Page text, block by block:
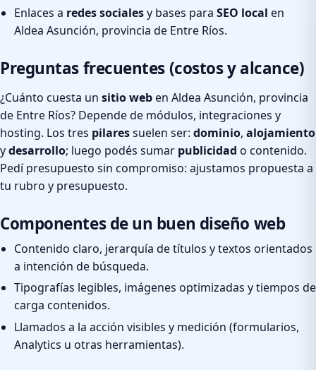
Enlaces a redes socialesy bases para SEO local en
Aldea Asunción, provincia de Entre Ríos.
Preguntas frecuentes (costos y alcance)
¿Cuánto cuesta un sitio weben Aldea Asunción, provincia
de Entre Ríos? Depende de módulos, integraciones y
hosting. Los tres pilaressuelen ser: dominio, alojamiento
ydesarrollo; luego podés sumar publicidad o contenido.
Pedí presupuesto sin compromiso: ajustamos propuesta a
tu rubro y presupuesto.
Componentes de un buen diseño web
Contenido claro, jerarquía de títulos y textos orientados
a intención de búsqueda.
Tipografías legibles, imágenes optimizadas y tiempos de
carga contenidos.
Llamados a la acción visibles y medición (formularios,
Analytics u otras herramientas).